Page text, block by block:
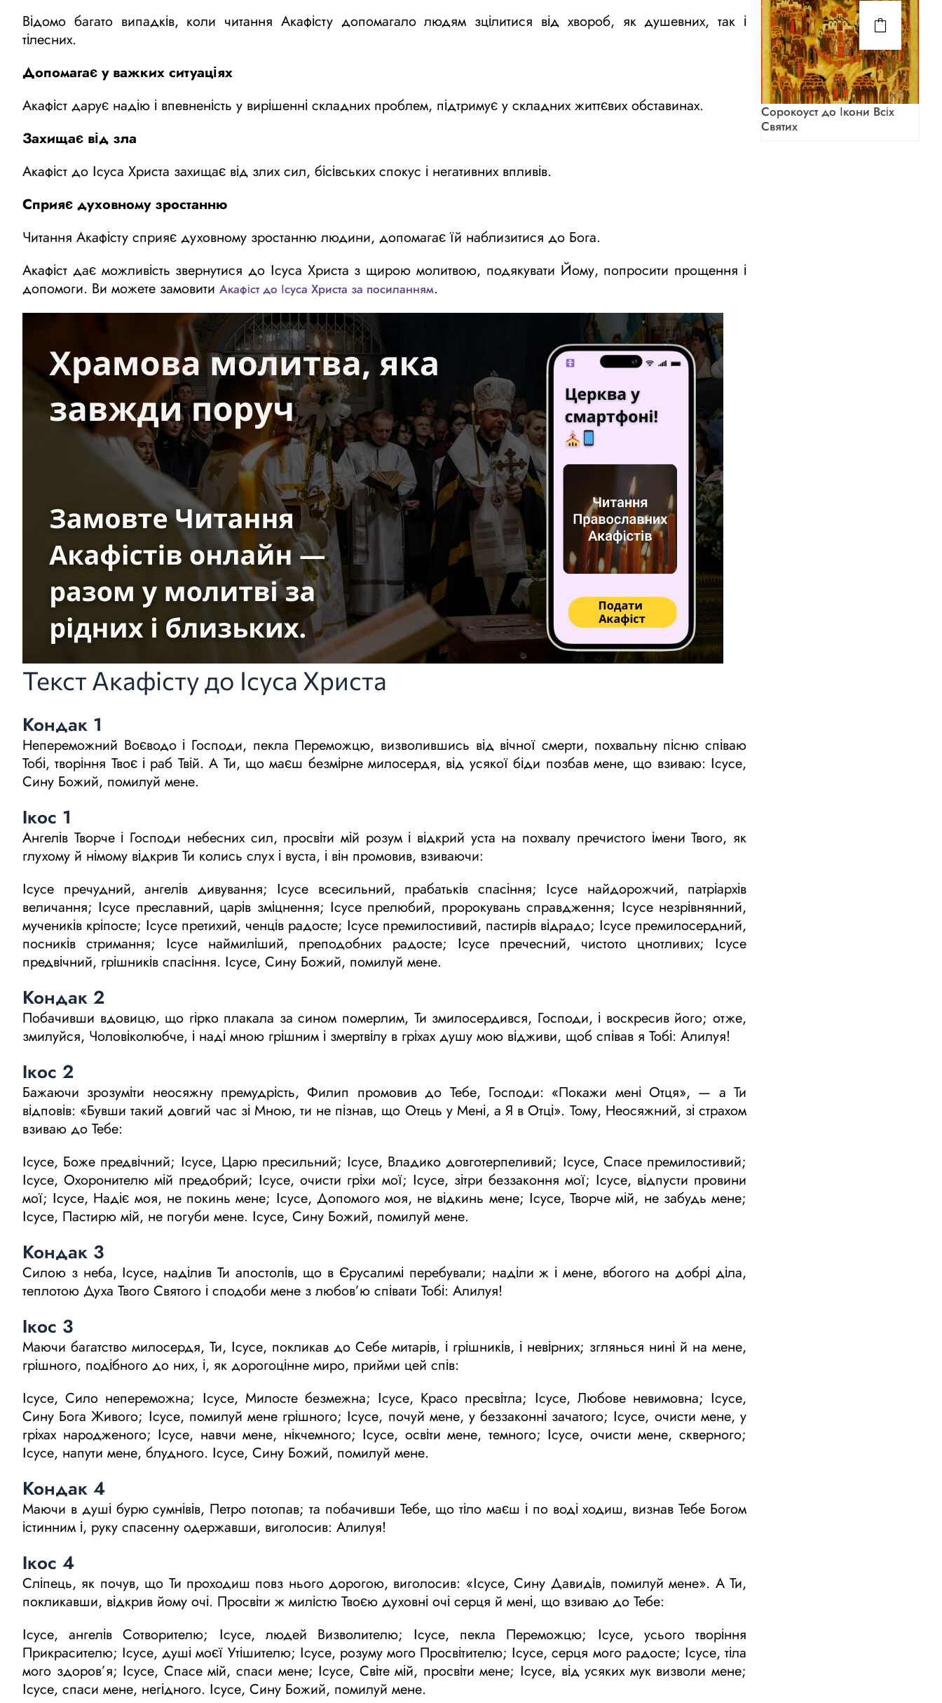
Відомо багато випадків, коли читання Акафісту допомагало людям зцілитися від хвороб, як душевних, так і
тілесних.
Допомагає у важких ситуаціях
Акафіст дарує надію і впевненість у вирішенні складних проблем, підтримує у складних життєвих обставинах.
Захищає від зла
Акафіст до Ісуса Христа захищає від злих сил, бісівських спокус і негативних впливів.
Сприяє духовному зростанню
Читання Акафісту сприяє духовному зростанню людини, допомагає їй наблизитися до Бога.
Акафіст дає можливість звернутися до Ісуса Христа з щирою молитвою, подякувати Йому, попросити прощення і
допомоги. Ви можете замовити Акафіст до Ісуса Христа за посиланням.
Текст Акафісту до Ісуса Христа
Кондак 1
Непереможний Воєводо і Господи, пекла Переможцю, визволившись від вічної смерти, похвальну пісню співаю
Тобі, творіння Твоє і раб Твій. А Ти, що маєш безмірне милосердя, від усякої біди позбав мене, що взиваю: Ісусе,
Сину Божий, помилуй мене.
Ікос 1
Ангелів Творче і Господи небесних сил, просвіти мій розум і відкрий уста на похвалу пречистого імени Твого, як
глухому й німому відкрив Ти колись слух і вуста, і він промовив, взиваючи:
Ісусе пречудний, ангелів дивування; Ісусе всесильний, прабатьків спасіння; Ісусе найдорожчий, патріархів
величання; Ісусе преславний, царів зміцнення; Ісусе прелюбий, пророкувань справдження; Ісусе незрівнянний,
мучеників кріпосте; Ісусе претихий, ченців радосте; Ісусе премилостивий, пастирів відрадо; Ісусе премилосердний,
посників стримання; Ісусе наймиліший, преподобних радосте; Ісусе пречесний, чистото цнотливих; Ісусе
предвічний, грішників спасіння. Ісусе, Сину Божий, помилуй мене.
Кондак 2
Побачивши вдовицю, що гірко плакала за сином померлим, Ти змилосердився, Господи, і воскресив його; отже,
змилуйся, Чоловіколюбче, і наді мною грішним і змертвілу в гріхах душу мою відживи, щоб співав я Тобі: Алилуя!
Ікос 2
Бажаючи зрозуміти неосяжну премудрість, Филип промовив до Тебе, Господи: «Покажи мені Отця», — а Ти
відповів: «Бувши такий довгий час зі Мною, ти не пізнав, що Отець у Мені, а Я в Отці». Тому, Неосяжний, зі страхом
взиваю до Тебе:
Ісусе, Боже предвічний; Ісусе, Царю пресильний; Ісусе, Владико довготерпеливий; Ісусе, Спасе премилостивий;
Ісусе, Охоронителю мій предобрий; Ісусе, очисти гріхи мої; Ісусе, зітри беззаконня мої; Ісусе, відпусти провини
мої; Ісусе, Надіє моя, не покинь мене; Ісусе, Допомого моя, не відкинь мене; Ісусе, Творче мій, не забудь мене;
Ісусе, Пастирю мій, не погуби мене. Ісусе, Сину Божий, помилуй мене.
Кондак 3
Силою з неба, Ісусе, наділив Ти апостолів, що в Єрусалимі перебували; наділи ж і мене, вбогого на добрі діла,
теплотою Духа Твого Святого і сподоби мене з любов’ю співати Тобі: Алилуя!
Ікос 3
Маючи багатство милосердя, Ти, Ісусе, покликав до Себе митарів, і грішників, і невірних; зглянься нині й на мене,
грішного, подібного до них, і, як дорогоцінне миро, прийми цей спів:
Ісусе, Сило непереможна; Ісусе, Милосте безмежна; Ісусе, Красо пресвітла; Ісусе, Любове невимовна; Ісусе,
Сину Бога Живого; Ісусе, помилуй мене грішного; Ісусе, почуй мене, у беззаконні зачатого; Ісусе, очисти мене, у
гріхах народженого; Ісусе, навчи мене, нікчемного; Ісусе, освіти мене, темного; Ісусе, очисти мене, скверного;
Ісусе, напути мене, блудного. Ісусе, Сину Божий, помилуй мене.
Кондак 4
Маючи в душі бурю сумнівів, Петро потопав; та побачивши Тебе, що тіло маєш і по воді ходиш, визнав Тебе Богом
істинним і, руку спасенну одержавши, виголосив: Алилуя!
Ікос 4
Сліпець, як почув, що Ти проходиш повз нього дорогою, виголосив: «Ісусе, Сину Давидів, помилуй мене». А Ти,
покликавши, відкрив йому очі. Просвіти ж милістю Твоєю духовні очі серця й мені, що взиваю до Тебе:
Ісусе, ангелів Сотворителю; Ісусе, людей Визволителю; Ісусе, пекла Переможцю; Ісусе, усього творіння
Прикрасителю; Ісусе, душі моєї Утішителю; Ісусе, розуму мого Просвітителю; Ісусе, серця мого радосте; Ісусе, тіла
мого здоров’я; Ісусе, Спасе мій, спаси мене; Ісусе, Світе мій, просвіти мене; Ісусе, від усяких мук визволи мене;
Ісусе, спаси мене, негідного. Ісусе, Сину Божий, помилуй мене.
Сорокоуст до Ікони Всіх
Святих